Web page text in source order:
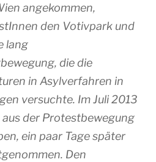
angekommen,
den Votivpark und
lang
die die
in Asylverfahren in
versuchte. Im Juli 2013
der Protestbewegung
ein paar Tage später
Den